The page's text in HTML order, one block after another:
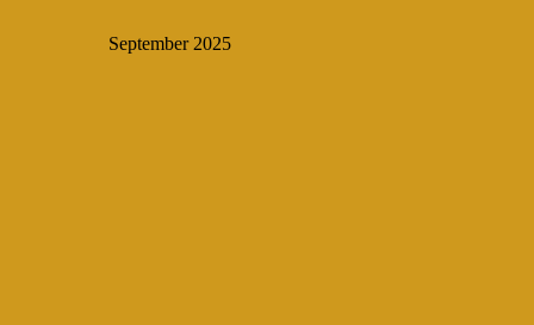
September 2025